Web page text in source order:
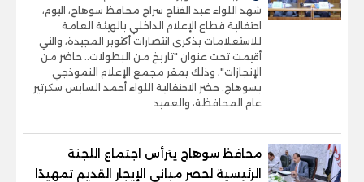
شهد اللواء عبد الفتاح سراج محافظ سوهاج، اليوم،
احتفالية قطاع الإعلام الداخلي بالهيئة العامة
للاستعلامات بذكرى انتصارات أكتوبر المجيدة، والتي
أقيمت تحت عنوان "تاريخ من البطولات.. حاضر من
الإنجازات"، وذلك بمقر مجمع الإعلام النموذجي
بسوهاج. حضر الاحتفالية اللواء أحمد السايس سكرتير
عام المحافظة، والعميد
محافظ سوهاج يترأس اجتماع اللجنة
الرئيسية لحصر مباني الإيجار القديم تمهيدًا